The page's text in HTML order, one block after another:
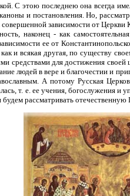
С этою последнею она всегда
и постановления. Но,
зависимости от
наконец - как
ее от
и всякая другая, по существу
средствами для достижения
людей в вере и благочестии и
А потому Русская
т. е. ее учения, богослужения
рассматривать